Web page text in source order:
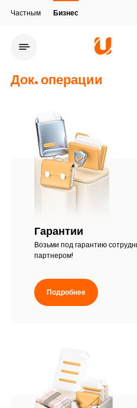
Частным Бизнес
Сеть
Кадровые
Док. операции
Гарантии
Возьми под гарантию
партнером!
Подробнее